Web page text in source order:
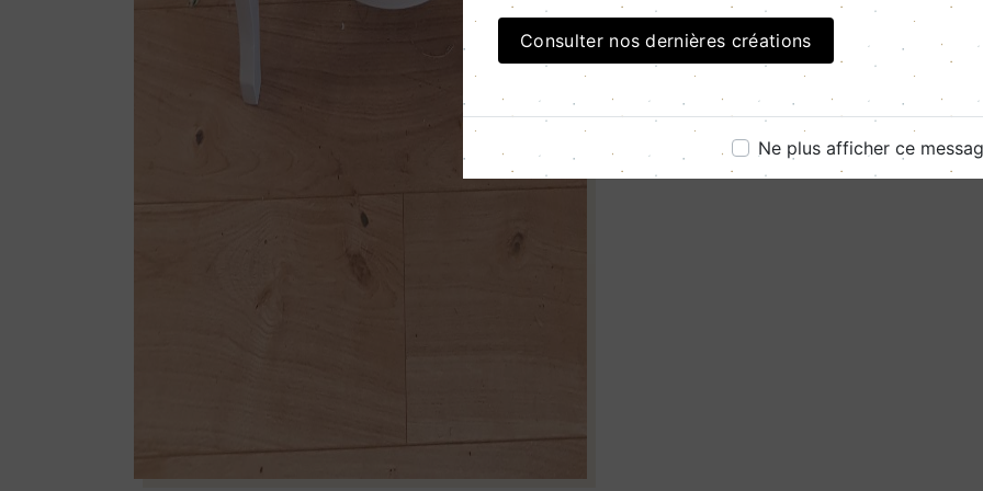
Consulter nos dernières créations
Ne plus afficher ce